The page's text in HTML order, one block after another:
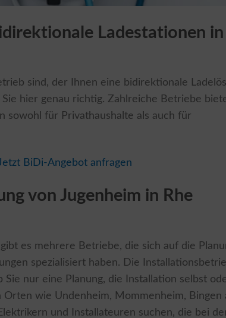
Ladestationen in
sind, der Ihnen eine bidirektionale
hier genau richtig. Zahlreiche Betriebe
sowohl für Privathaushalte als auch für
BiDi-Angebot anfragen
von Jugenheim in Rhe
es mehrere Betriebe, die sich auf die
spezialisiert haben. Die
nur eine Planung, die Installation selbst
wie Undenheim, Mommenheim, Bingen
und Installateuren suchen, die bei